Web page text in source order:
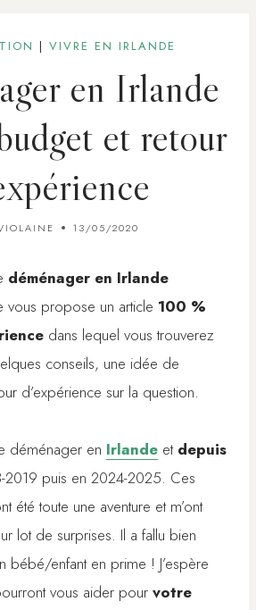
| VIVRE EN IRLANDE
en Irlande
et retour
13/05/2020
déménager en Irlande
vous propose un article 100 %
dans lequel vous trouverez
conseils, une idée de
d’expérience sur la question.
déménager en Irlande et depuis
2019 puis en 2024-2025. Ces
été toute une aventure et m’ont
lot de surprises. Il a fallu bien
bébé/enfant en prime ! J’espère
vous aider pour votre